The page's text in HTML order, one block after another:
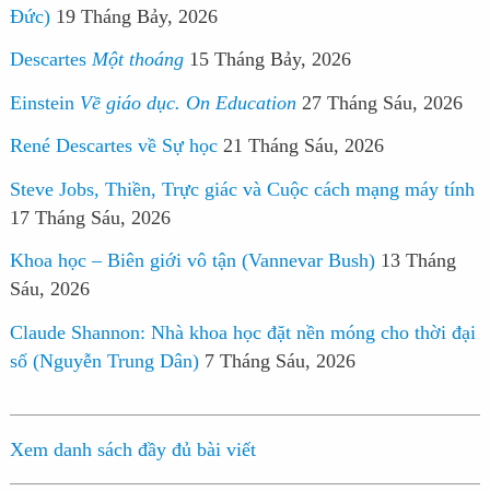
Đức) 19 Tháng Bảy, 2026
Descartes Một thoáng 15 Tháng Bảy, 2026
Einstein Về giáo dục. On Education 27 Tháng Sáu, 2026
René Descartes về Sự học 21 Tháng Sáu, 2026
Steve Jobs, Thiền, Trực giác và Cuộc cách mạng máy tính
17 Tháng Sáu, 2026
Khoa học – Biên giới vô tận (Vannevar Bush) 13 Tháng
Sáu, 2026
Claude Shannon: Nhà khoa học đặt nền móng cho thời đại
số (Nguyễn Trung Dân) 7 Tháng Sáu, 2026
Xem danh sách đầy đủ bài viết